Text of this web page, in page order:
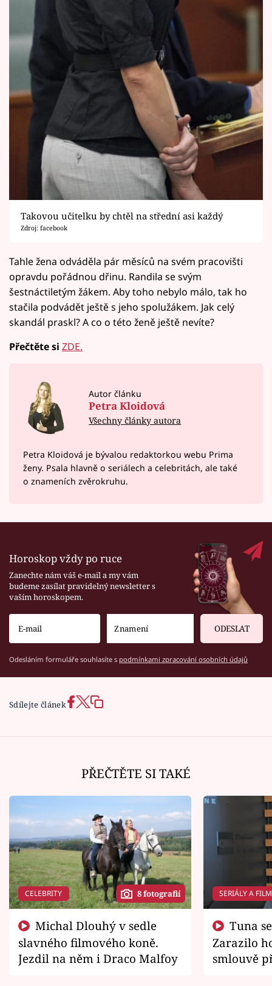
Takovou učitelku by chtěl na střední asi každý
Zdroj: facebook
Tahle žena odváděla pár měsíců na svém pracovišti
opravdu pořádnou dřinu. Randila se svým
šestnáctiletým žákem. Aby toho nebylo málo, tak ho
stačila podvádět ještě s jeho spolužákem. Jak celý
skandál praskl? A co o této ženě ještě nevíte?
Přečtěte si ZDE.
Autor článku
Petra Kloidová
Všechny články autora
Petra Kloidová je bývalou redaktorkou webu Prima
ženy. Psala hlavně o seriálech a celebritách, ale také
o znameních zvěrokruhu.
Horoskop vždy po ruce
Zanechte nám váš e-mail a my vám
budeme zasílat pravidelný newsletter s
vaším horoskopem.
ODESLAT
Odesláním formuláře souhlasíte s podmínkami zpracování osobních údajů
Sdílejte článek
PŘEČTĚTE SI TAKÉ
CELEBRITY 8 fotografií
slavného filmového koně.
Jezdil na něm i Draco Malfoy
SERIÁLY A
Zarazilo
smlouvě